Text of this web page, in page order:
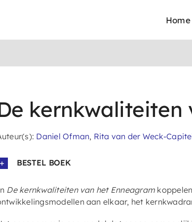
Home
kernkwaliteiten
Daniel Ofman, Rita van der Weck-
BESTEL BOEK
De kernkwaliteiten van het Enneagram
aan elkaar, het